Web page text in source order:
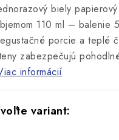
biely
110 ml – balenie
porcie a teplé
zabezpečujú
informácií